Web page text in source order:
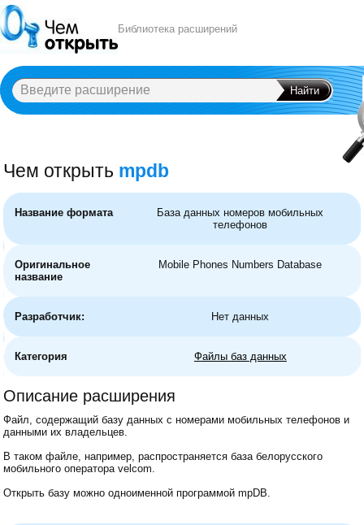
Библиотека расширений
A B C E G H I J X
Чем открыть mpdb
Название формата
База данных номеров мобильных
телефонов
Оригинальное
название
Mobile Phones Numbers Database
Разработчик: Нет данных
Категория Файлы баз данных
Описание расширения
Файл, содержащий базу данных с номерами мобильных телефонов и
данными их владельцев.
В таком файле, например, распространяется база белорусского
мобильного оператора velcom.
Открыть базу можно одноименной программой mpDB.